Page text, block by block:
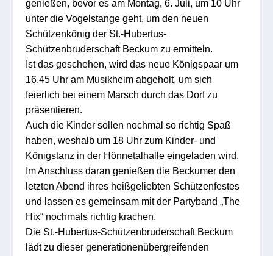
genießen, bevor es am Montag, 6. Juli, um 10 Uhr
unter die Vogelstange geht, um den neuen
Schützenkönig der St.-Hubertus-
Schützenbruderschaft Beckum zu ermitteln.
Ist das geschehen, wird das neue Königspaar um
16.45 Uhr am Musikheim abgeholt, um sich
feierlich bei einem Marsch durch das Dorf zu
präsentieren.
Auch die Kinder sollen nochmal so richtig Spaß
haben, weshalb um 18 Uhr zum Kinder- und
Königstanz in der Hönnetalhalle eingeladen wird.
Im Anschluss daran genießen die Beckumer den
letzten Abend ihres heißgeliebten Schützenfestes
und lassen es gemeinsam mit der Partyband „The
Hix“ nochmals richtig krachen.
Die St.-Hubertus-Schützenbruderschaft Beckum
lädt zu dieser generationenübergreifenden